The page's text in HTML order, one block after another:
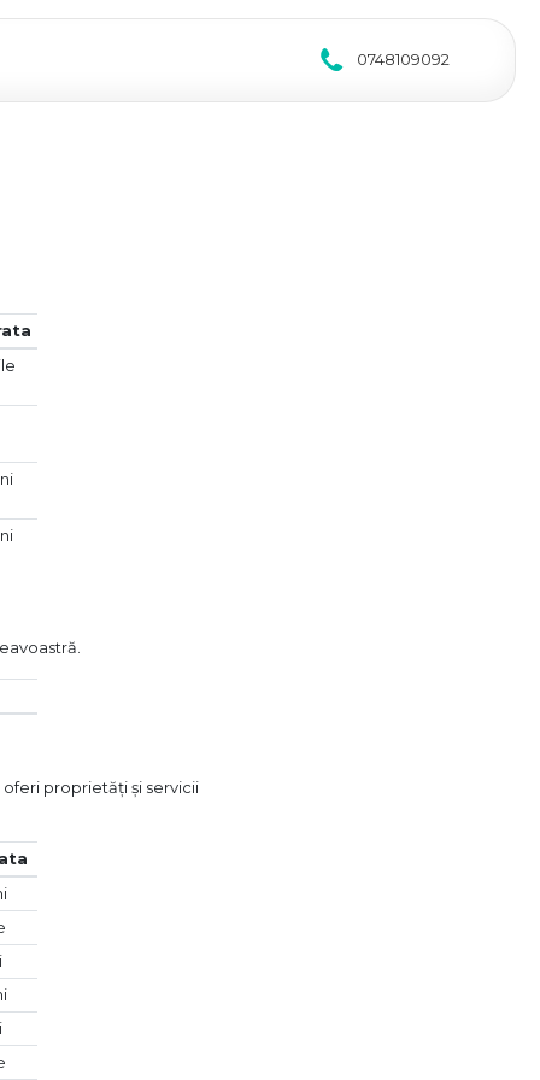
0748109092
proprietăți și servicii